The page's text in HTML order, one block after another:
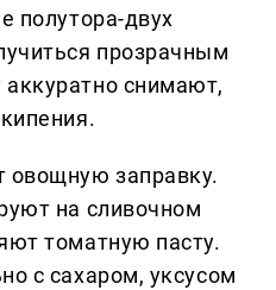
полутора-двух
прозрачным
снимают,
овощную заправку.
на сливочном
томатную пасту.
с сахаром, уксусом